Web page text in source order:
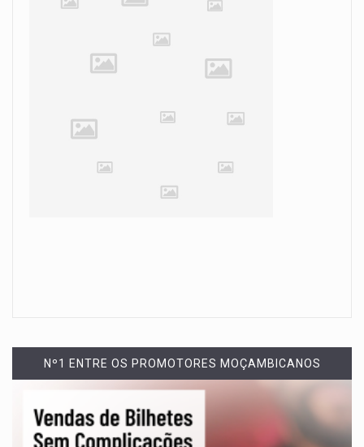
Nº1 ENTRE OS PROMOTORES MOÇAMBICANOS